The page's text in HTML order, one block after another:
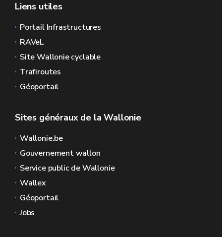
Liens utiles
Portail Infrastructures
RAVeL
Site Wallonie cyclable
Trafiroutes
Géoportail
Sites généraux de la Wallonie
Wallonie.be
Gouvernement wallon
Service public de Wallonie
Wallex
Géoportail
Jobs